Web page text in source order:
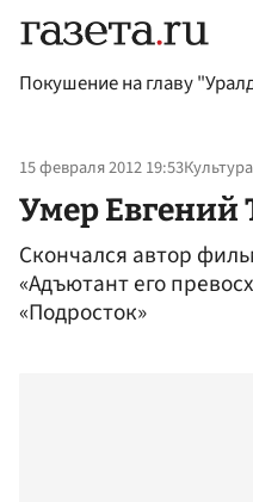
Покушение на главу
15 февраля 2012 19:53Культура
Умер Евгений
Скончался автор
«Адъютант его
«Подросток»